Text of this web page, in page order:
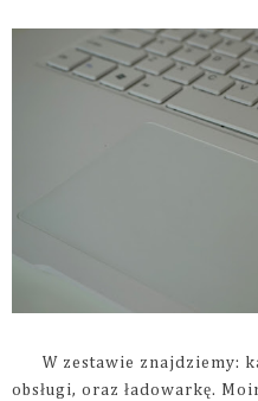
W zestawie znajdziemy:
obsługi, oraz ładowarkę.